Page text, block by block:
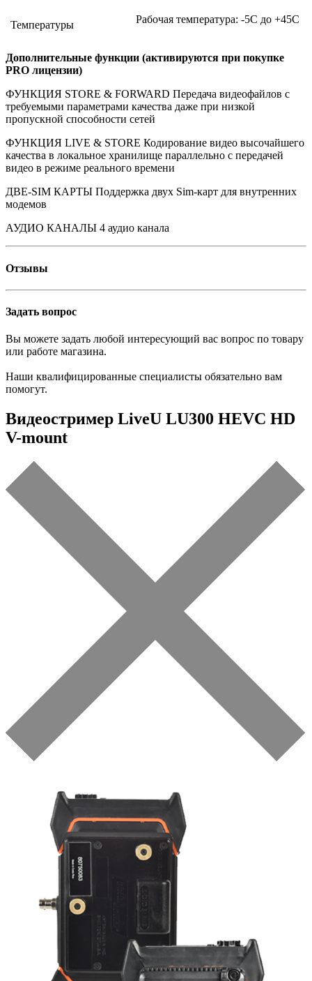
Температуры Рабочая температура: -5C до +45C
Дополнительные функции (активируются при покупке
PRO лицензии)
ФУНКЦИЯ STORE & FORWARD Передача видеофайлов с
требуемыми параметрами качества даже при низкой
пропускной способности сетей
ФУНКЦИЯ LIVE & STORE Кодирование видео высочайшего
качества в локальное хранилище параллельно с передачей
видео в режиме реального времени
ДВЕ-SIM КАРТЫ Поддержка двух Sim-карт для внутренних
модемов
АУДИО КАНАЛЫ 4 аудио канала
Отзывы
Задать вопрос
Вы можете задать любой интересующий вас вопрос по товару
или работе магазина.
Наши квалифицированные специалисты обязательно вам
помогут.
Видеостример LiveU LU300 НЕVC HD
V-mount